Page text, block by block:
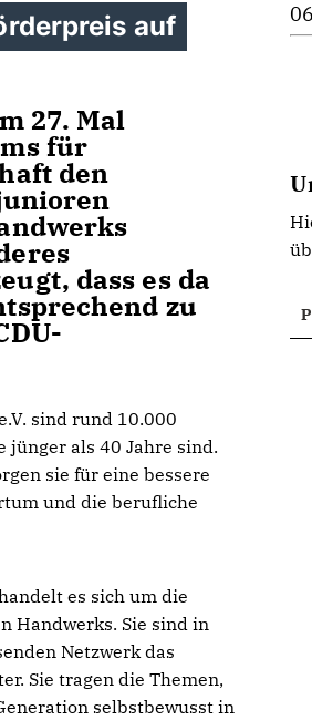
auf
27. Mal
für
den
dass es da
zu
sind rund 10.000
als 40 Jahre sind.
sie für eine bessere
und die berufliche
es sich um die
Handwerks. Sie sind in
Netzwerk das
Sie tragen die Themen,
selbstbewusst in